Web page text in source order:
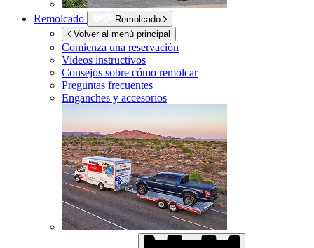
Remolcado
Remolcado
Volver al menú principal
Comienza una reservación
Videos instructivos
Consejos sobre cómo remolcar
Preguntas frecuentes
Enganches y accesorios